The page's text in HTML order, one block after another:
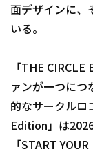
利用規約
運営会社 （別ウィ
特定商取引法の表示
面デザインに、
いる。
「THE
ァンが一つにつ
的なサークルロ
Edition」は
「START